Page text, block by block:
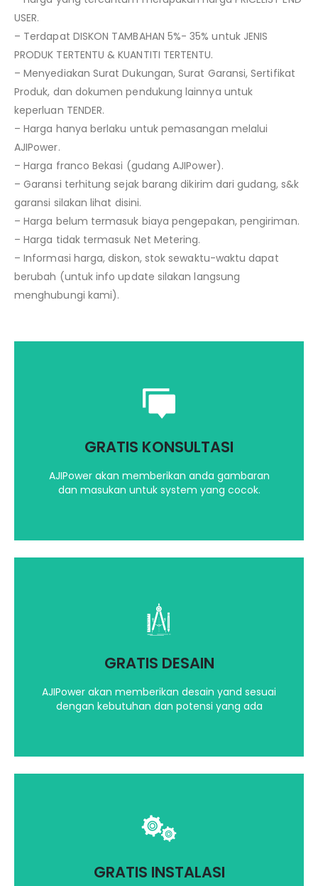
USER.
– Terdapat DISKON TAMBAHAN 5%- 35% untuk JENIS
PRODUK TERTENTU & KUANTITI TERTENTU.
– Menyediakan Surat Dukungan, Surat Garansi, Sertifikat
Produk, dan dokumen pendukung lainnya untuk
keperluan TENDER.
– Harga hanya berlaku untuk pemasangan melalui
AJIPower.
– Harga franco Bekasi (gudang AJIPower).
– Garansi terhitung sejak barang dikirim dari gudang, s&k
garansi silakan lihat disini.
– Harga belum termasuk biaya pengepakan, pengiriman.
– Harga tidak termasuk Net Metering.
– Informasi harga, diskon, stok sewaktu-waktu dapat
berubah (untuk info update silakan langsung
menghubungi kami).
GRATIS KONSULTASI
AJIPower akan memberikan anda gambaran
dan masukan untuk system yang cocok.
Saran dan masukan yang terbaik untuk
kebutuhan solar panel Anda
Hubungi kami
GRATIS DESAIN
AJIPower akan memberikan desain yand sesuai
dengan kebutuhan dan potensi yang ada
Dengan Software yang terbaru dan canggih
GRATIS INSTALASI
Kami akan mempertimbangkan segala aspek